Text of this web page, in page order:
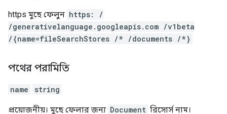
https মুছে ফেলুন https: /
/generativelanguage.googleapis.com /v1beta
/{name=fileSearchStores /* /documents /*}
পথের পরামিতি
name string
প্রয়োজনীয়। মুছে ফেলার জন্য Document রিসোর্স নাম।